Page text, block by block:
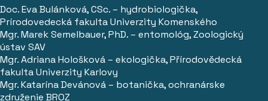
Doc. Eva Bulánková, CSc. – hydrobiologička,
Prírodovedecká fakulta Univerzity Komenského
Mgr. Marek Semelbauer, PhD. – entomológ, Zoologický
ústav SAV
Mgr. Adriana Hološková – ekologička, Přírodovědecká
fakulta Univerzity Karlovy
Mgr. Katarína Devánová – botanička, ochranárske
združenie BROZ